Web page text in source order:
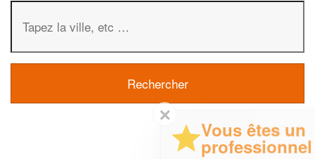
Vous êtes un
professionnel ?